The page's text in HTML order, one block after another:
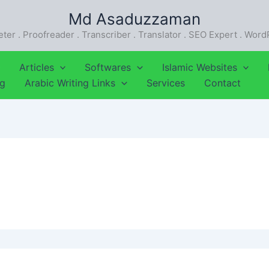
Md Asaduzzaman
. Proofreader . Transcriber . Translator . SEO Expert .
Articles Softwares Islamic Websites
Arabic Writing Links Services Contact